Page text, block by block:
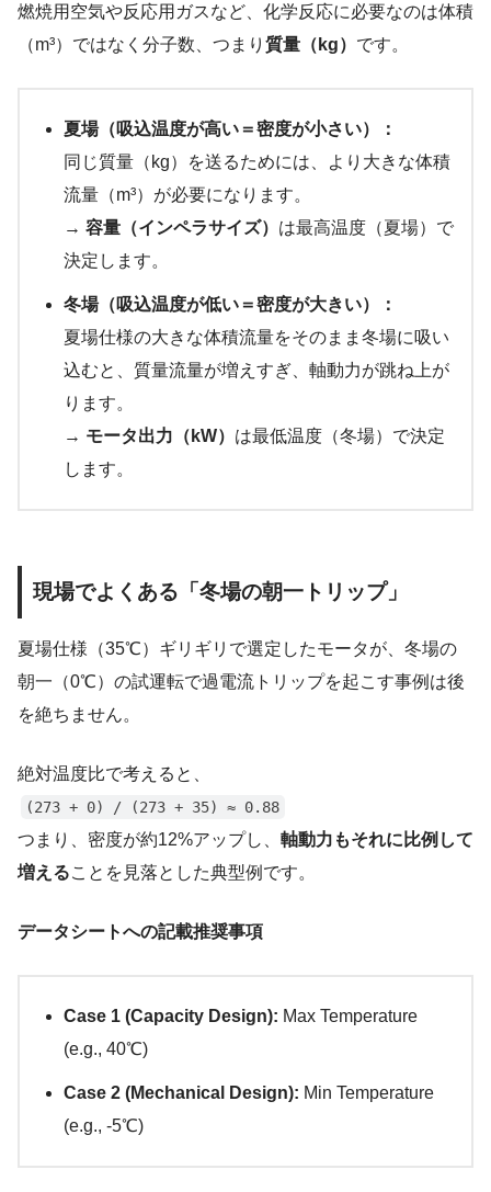
燃焼用空気や反応用ガスなど、化学反応に必要なのは体積
（m³）ではなく分子数、つまり 質量（kg） です。
夏場（吸込温度が高い＝密度が小さい）：
同じ質量（kg）を送るためには、より大きな体積
流量（m³）が必要になります。
→ 容量（インペラサイズ） は最高温度（夏場）で
決定します。
冬場（吸込温度が低い＝密度が大きい）：
夏場仕様の大きな体積流量をそのまま冬場に吸い
込むと、質量流量が増えすぎ、軸動力が跳ね上が
ります。
→ モータ出力（kW） は最低温度（冬場）で決定
します。
現場でよくある「冬場の朝一トリップ」
夏場仕様（35℃）ギリギリで選定したモータが、冬場の
朝一（0℃）の試運転で過電流トリップを起こす事例は後
を絶ちません。
絶対温度比で考えると、
(273 + 0) / (273 + 35) ≈ 0.88
つまり、密度が約12%アップし、 軸動力もそれに比例して
増えることを見落とした典型例です。
データシートへの記載推奨事項
Case 1 (Capacity Design): Max Temperature
(e.g., 40℃)
Case 2 (Mechanical Design): Min Temperature
(e.g., -5℃)